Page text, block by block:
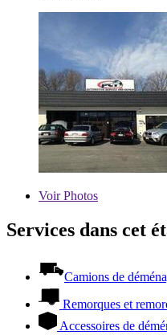
VoirPhotos
Services dans cet
Camions de
Remorques et
Accessoires de